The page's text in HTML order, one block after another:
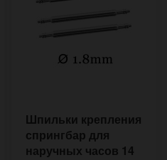
Шпильки крепления
спрингбар для
наручных часов 14